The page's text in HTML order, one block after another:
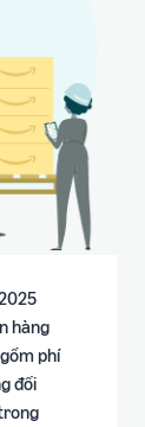
hàng
phí
đối